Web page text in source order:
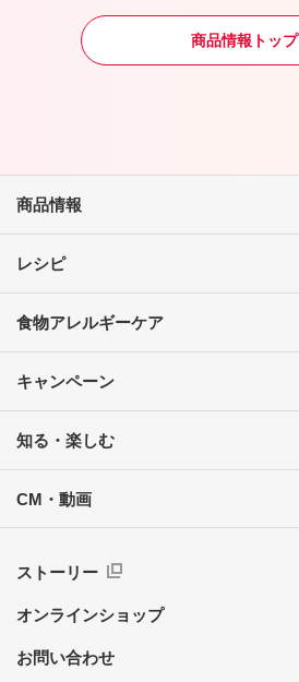
商品情報トップ
商品情報
レシピ
食物アレルギーケア
キャンペーン
知る・楽しむ
CM・動画
ストーリー
オンラインショップ
お問い合わせ